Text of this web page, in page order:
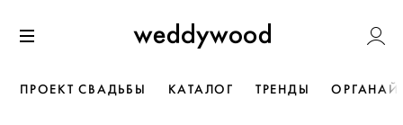
к содержанию
Weddywood
ПРОЕКТ СВАДЬБЫ КАТАЛОГ ТРЕНДЫ